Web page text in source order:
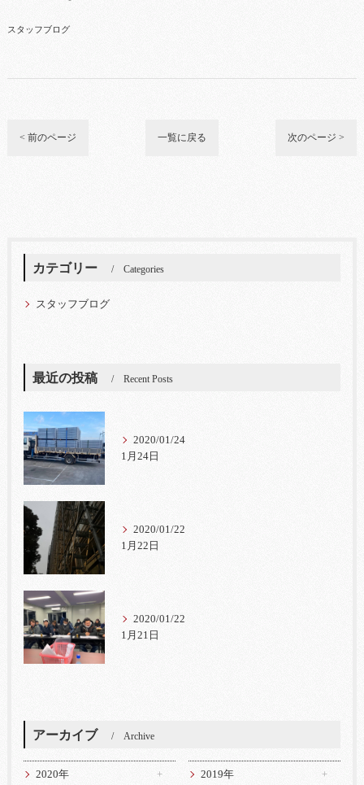
スタッフブログ
< 前のページ 一覧に戻る 次のページ >
カテゴリー Categories
スタッフブログ
最近の投稿 Recent Posts
2020/01/24
1月24日
2020/01/22
1月22日
2020/01/22
1月21日
アーカイブ Archive
2020年 2019年